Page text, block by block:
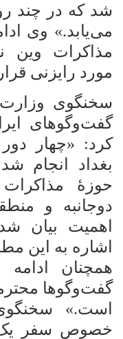
شد که در چند
می‌یابد.» وی
مذاکرات وین
مورد رایزنی
سخنگوی
گفت‌وگوهای
کرد: «چهار
بغداد انجام
حوزۀ
دوجانبه و
اهمیت بیان
اشاره به این
همچنان ادامه
گفت‌وگوها
است.»
خصوص سفر یک